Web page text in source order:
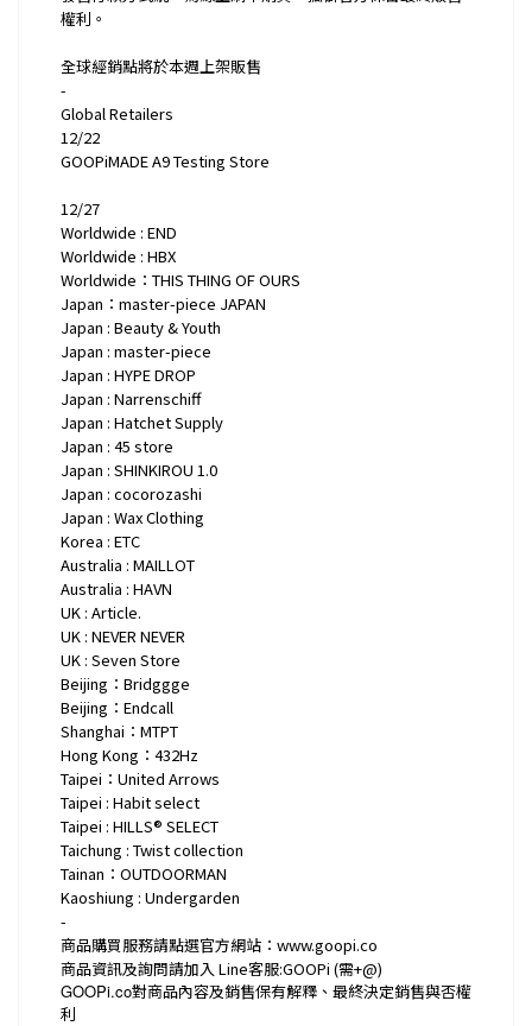
權利。
全球經銷點將於本週上架販售
-
Global Retailers
12/22
GOOPiMADE A9 Testing Store
12/27
Worldwide : END
Worldwide : HBX
Worldwide：THIS THING OF OURS
Japan：master-piece JAPAN
Japan : Beauty & Youth
Japan : master-piece
Japan : HYPE DROP
Japan : Narrenschiff
Japan : Hatchet Supply
Japan : 45 store
Japan : SHINKIROU 1.0
Japan : cocorozashi
Japan : Wax Clothing
Korea : ETC
Australia : MAILLOT
Australia : HAVN
UK : Article.
UK : NEVER NEVER
UK : Seven Store
Beijing：Bridggge
Beijing：Endcall
Shanghai：MTPT
Hong Kong：432Hz
Taipei：United Arrows
Taipei : Habit select
Taipei : HILLS® SELECT
Taichung : Twist collection
Tainan：OUTDOORMAN
Kaoshiung : Undergarden
-
商品購買服務請點選官方網站：www.goopi.co
商品資訊及詢問請加入 Line客服:GOOPi (需+@)
GOOPi.co對商品內容及銷售保有解釋、最終決定銷售與否權
利